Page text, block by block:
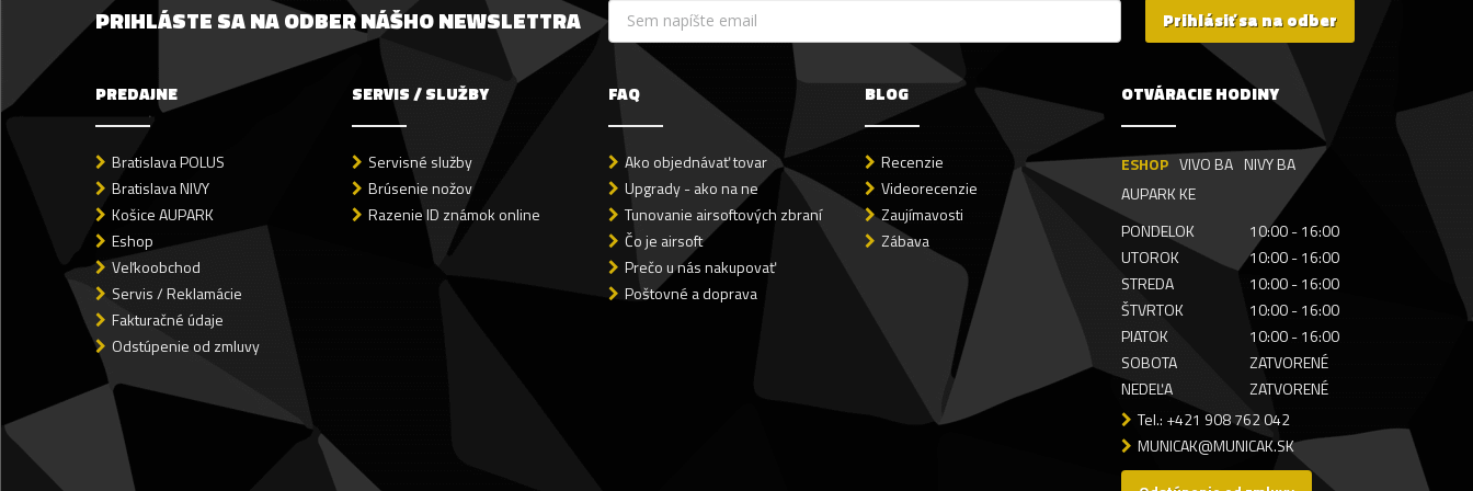
PRIHLÁSTE SA NA ODBER NÁŠHO NEWSLETTRA Prihlásiť sa na odber
PREDAJNE
Bratislava POLUS
Bratislava NIVY
Košice AUPARK
Eshop
Veľkoobchod
Servis / Reklamácie
Fakturačné údaje
Odstúpenie od zmluvy
SERVIS / SLUŽBY
Servisné služby
Brúsenie nožov
Razenie ID známok online
FAQ
Ako objednávať tovar
Upgrady - ako na ne
Tunovanie airsoftových zbraní
Čo je airsoft
Prečo u nás nakupovať
Poštovné a doprava
BLOG
Recenzie
Videorecenzie
Zaujímavosti
Zábava
OTVÁRACIE HODINY
ESHOP VIVO BA NIVY BA
AUPARK KE
PONDELOK
10:00 - 16:00
UTOROK
10:00 - 16:00
STREDA
10:00 - 16:00
ŠTVRTOK
10:00 - 16:00
PIATOK
10:00 - 16:00
SOBOTA
ZATVORENÉ
NEDEĽA
ZATVORENÉ
Tel.: +421 908 762 042
MUNICAK@MUNICAK.SK